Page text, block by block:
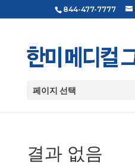
844-477-7777
페이지 선택
결과 없음